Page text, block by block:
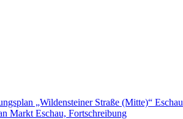
„Wildensteiner Straße (Mitte)“ Eschau
Markt Eschau, Fortschreibung